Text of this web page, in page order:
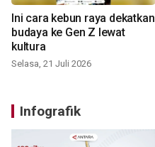
Ini cara kebun raya dekatkan
budaya ke Gen Z lewat
kultura
Selasa, 21 Juli 2026
Infografik